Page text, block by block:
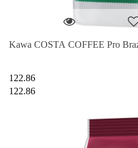
Kawa COSTA COFFEE Pro
122.86
122.86